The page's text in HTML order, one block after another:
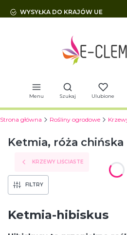
WYSYŁKA DO KRAJÓW UE
Menu
Otwórz
Szukaj Ulubione
Strona główna Rośliny ogrodowe
Ketmia, róża chińska
KRZEWY LIŚCIASTE
FILTRY
Ketmia-hibiskus